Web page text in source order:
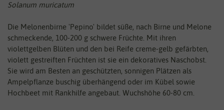
Solanum muricatum
Die Melonenbirne 'Pepino' bildet süße, nach Birne und Melone
schmeckende, 100-200 g schwere Früchte. Mit ihren
violettgelben Blüten und den bei Reife creme-gelb gefärbten,
violett gestreiften Früchten ist sie ein dekoratives Naschobst.
Sie wird am Besten an geschützten, sonnigen Plätzen als
Ampelpflanze buschig überhängend oder im Kübel sowie
Hochbeet mit Rankhilfe angebaut. Wuchshöhe 60-80 cm.